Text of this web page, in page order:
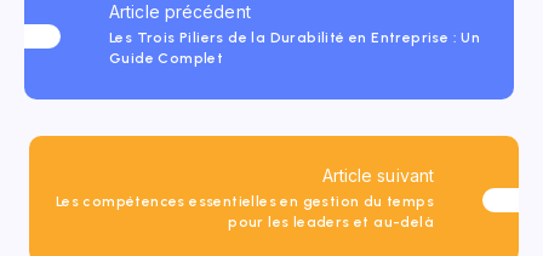
Article précédent
Les Trois Piliers de la Durabilité en Entreprise : Un
Guide Complet
Article suivant
Les compétences essentielles en gestion du temps
pour les leaders et au-delà